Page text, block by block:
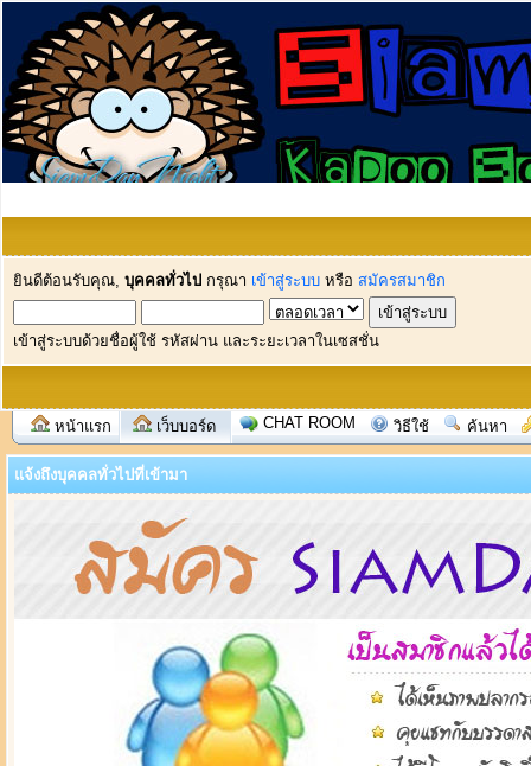
ยินดีต้อนรับคุณ, บุคคลทั่วไป กรุณา เข้าสู่ระบบ หรือ สมัครสมาชิก
เข้าสู่ระบบด้วยชื่อผู้ใช้ รหัสผ่าน และระยะเวลาในเซสชั่น
หน้าแรก เว็บบอร์ด CHAT ROOM วิธีใช้ ค้นหา
แจ้งถึงบุคคลทั่วไปที่เข้ามา